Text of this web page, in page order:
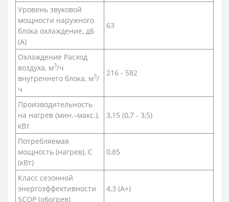
Уровень звуковой
мощности наружного
блока охлаждение, дБ
(А)
63
Охлаждение Расход
воздуха, м3/ч
внутреннего блока, м3/
ч
216 - 582
Производительность
на нагрев (мин.–макс.),
кВт
3,15 (0,7 - 3,5)
Потребляемая
мощность (нагрев), С
(кВт)
0,85
Класс сезонной
энергоэффективности
SCOP (обогрев)
4,3 (A+)